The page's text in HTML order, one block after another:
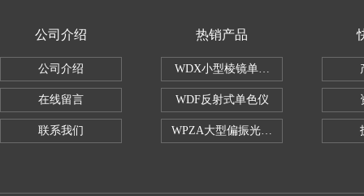
公司介绍
公司介绍
在线留言
联系我们
热销产品
WDX小型棱镜单色仪
WDF反射式单色仪
WPZA大型偏振光演示仪